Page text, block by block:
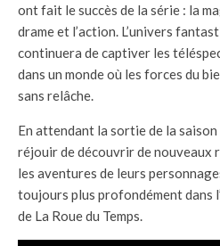
ont fait le succès de la série : la
drame et l’action. L’univers
continuera de captiver les
dans un monde où les forces du
sans relâche.
En attendant la sortie de la
réjouir de découvrir de nouveaux
les aventures de leurs
toujours plus profondément dans
de La Roue du Temps.